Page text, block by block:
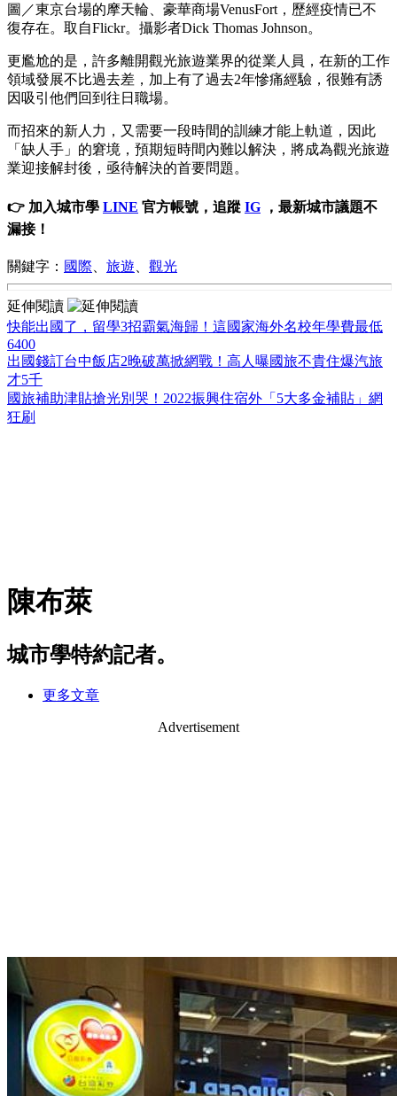
圖／東京台場的摩天輪、豪華商場VenusFort，歷經疫情已不
復存在。取自Flickr。攝影者Dick Thomas Johnson。
更尷尬的是，許多離開觀光旅遊業界的從業人員，在新的工作
領域發展不比過去差，加上有了過去2年慘痛經驗，很難有誘
因吸引他們回到往日職場。
而招來的新人力，又需要一段時間的訓練才能上軌道，因此
「缺人手」的窘境，預期短時間內難以解決，將成為觀光旅遊
業迎接解封後，亟待解決的首要問題。
👉 加入城市學 LINE 官方帳號，追蹤 IG ，最新城市議題不
漏接！
關鍵字： 國際、 旅遊、 觀光
延伸閱讀
快能出國了，留學3招霸氣海歸！這國家海外名校年學費最低
6400
出國錢訂台中飯店2晚破萬掀網戰！高人曝國旅不貴住爆汽旅
才5千
國旅補助津貼搶光別哭！2022振興住宿外「5大多金補貼」網
狂刷
陳布萊
城市學特約記者。
更多文章
Advertisement